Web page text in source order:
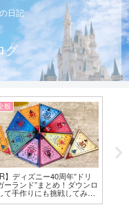
日記
グ
TDR全般
【TDR】2つの味が楽しめる！ミ
ッキーうきわまんを食べてみた。
可愛い40周年バージョン